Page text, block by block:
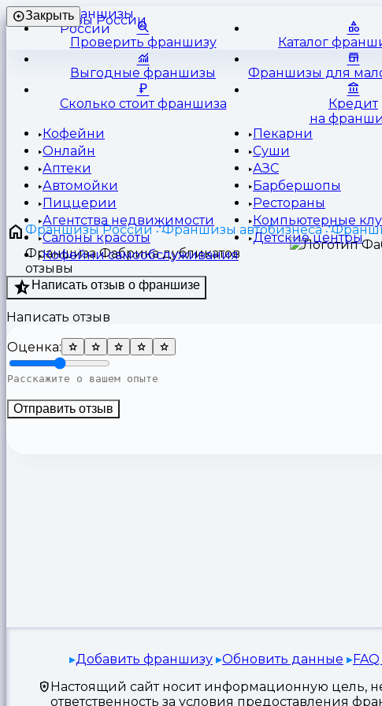
Франшизы
России
Закрыть
Проверить франшизу Каталог
Выгодные франшизы Франшизы для
Сколько стоит франшиза
Кредит
на
Кофейни
Пекарни
Онлайн
Суши
Аптеки
АЗС
Автомойки
Барбершопы
Пиццерии
Рестораны
Агентства недвижимости
Компьютерные
Салоны красоты
Детские центры
Кофейни самообслуживания
Франшизы России Франшизы автобизнеса
Франшиза Фабрика дубликатов
отзывы
Написать отзыв о франшизе
Написать отзыв
Оценка:
Отправить отзыв
Добавить франшизу Обновить данные
Настоящий сайт носит информационную цель,
ответственность за условия предоставления